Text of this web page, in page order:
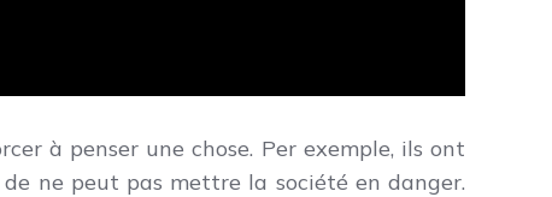
à penser une chose. Per exemple, ils ont
ne peut pas mettre la société en danger.